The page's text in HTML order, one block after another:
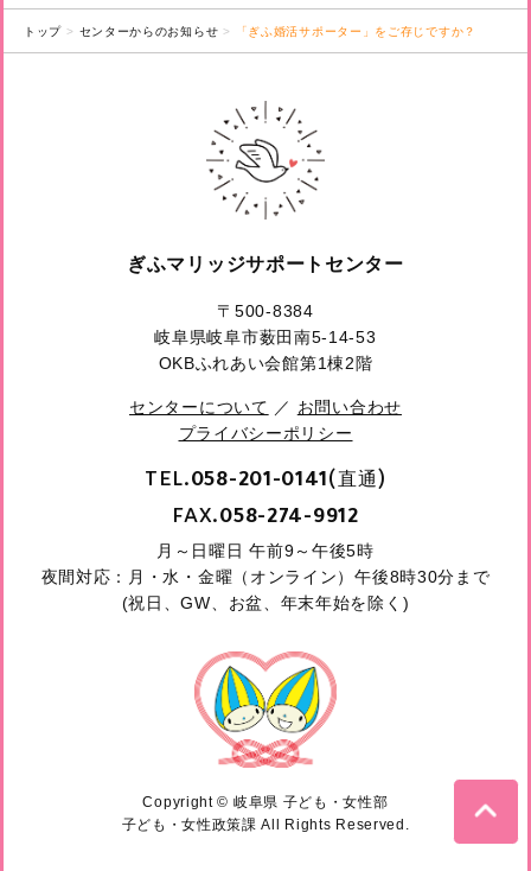
トップ センターからのお知らせ 「ぎふ婚活サポーター」をご存じですか？
ぎふマリッジサポートセンター
〒500-8384
岐阜県岐阜市薮田南5-14-53
OKBふれあい会館第1棟2階
センターについて ／ お問い合わせ
プライバシーポリシー
TEL.058-201-0141(直通)
FAX.058-274-9912
月～日曜日 午前9～午後5時
夜間対応：月・水・金曜（オンライン）午後8時30分まで
(祝日、GW、お盆、年末年始を除く)
Copyright © 岐阜県 子ども・女性部
子ども・女性政策課 All Rights Reserved.